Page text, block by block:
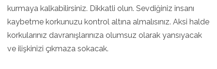
kurmaya kalkabilirsiniz. Dikkatli olun. Sevdiğiniz insanı
kaybetme korkunuzu kontrol altına almalısınız. Aksi halde
korkularınız davranışlarınıza olumsuz olarak yansıyacak
ve ilişkinizi çıkmaza sokacak.